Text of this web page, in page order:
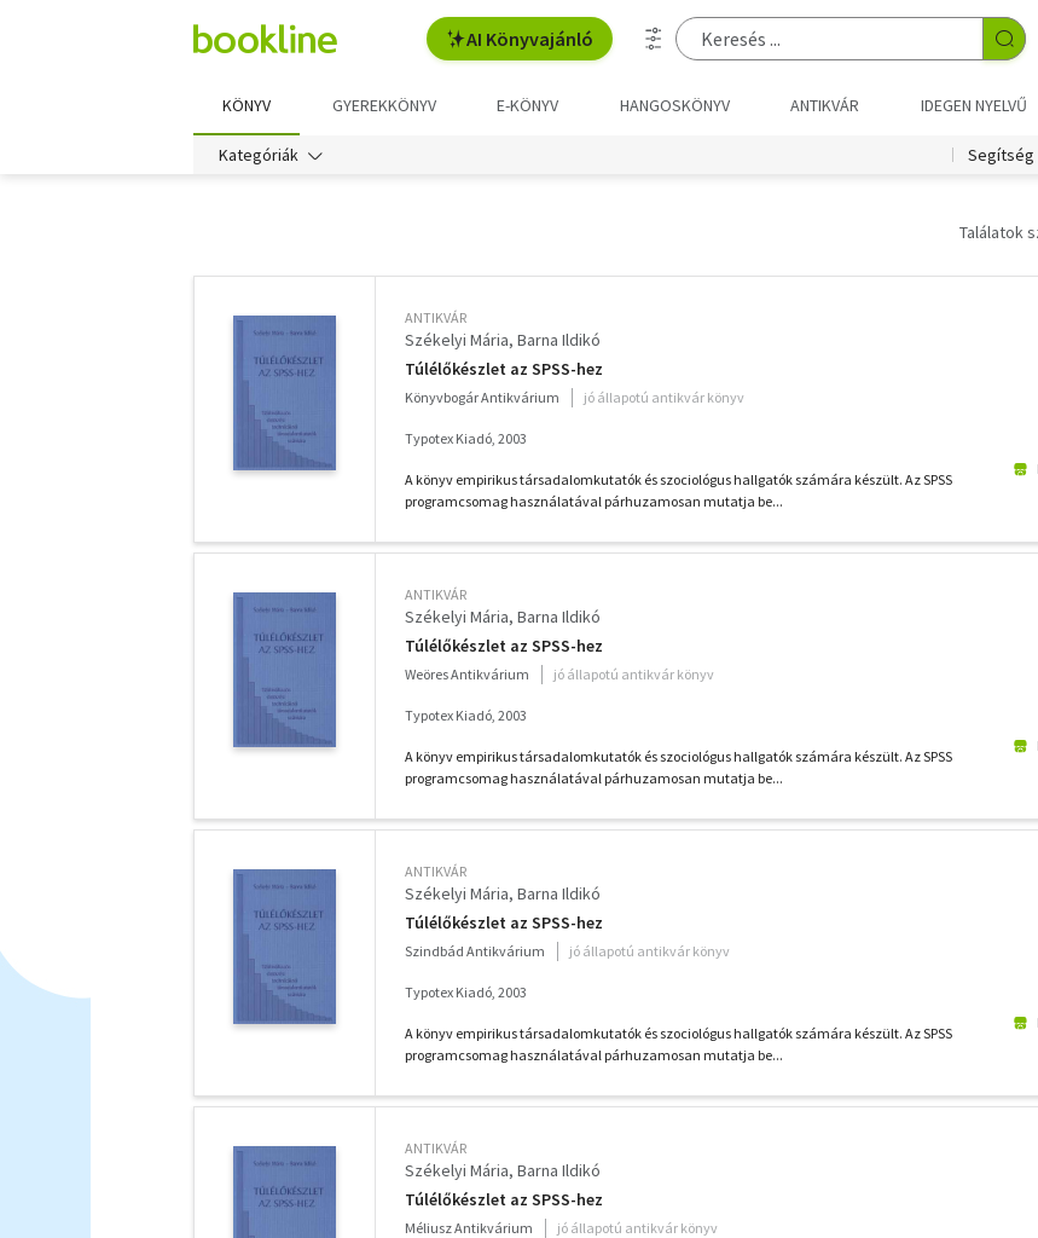
AI Könyvajánló
KÖNYV GYEREKKÖNYV E-KÖNYV HANGOSKÖNYV ANTIKVÁR IDEGEN NYELVŰ
Kategóriák Segítség
Találatok
ANTIKVÁR
Székelyi Mária Barna Ildikó
Túlélőkészlet az SPSS-hez
Könyvbogár Antikvárium jó állapotú antikvár könyv
Typotex Kiadó, 2003
A könyv empirikus társadalomkutatók és szociológus hallgatók számára készült. Az SPSS
programcsomag használatával párhuzamosan mutatja be...
ANTIKVÁR
Székelyi Mária Barna Ildikó
Túlélőkészlet az SPSS-hez
Weöres Antikvárium jó állapotú antikvár könyv
Typotex Kiadó, 2003
A könyv empirikus társadalomkutatók és szociológus hallgatók számára készült. Az SPSS
programcsomag használatával párhuzamosan mutatja be...
ANTIKVÁR
Székelyi Mária Barna Ildikó
Túlélőkészlet az SPSS-hez
Szindbád Antikvárium jó állapotú antikvár könyv
Typotex Kiadó, 2003
A könyv empirikus társadalomkutatók és szociológus hallgatók számára készült. Az SPSS
programcsomag használatával párhuzamosan mutatja be...
ANTIKVÁR
Székelyi Mária Barna Ildikó
Túlélőkészlet az SPSS-hez
Méliusz Antikvárium jó állapotú antikvár könyv